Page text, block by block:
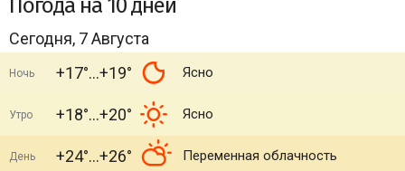
Погода на 10 дней
Сегодня, 7 Августа
Ночь +17° +19° Ясно
Утро +18° +20° Ясно
День +24° +26° Переменная облачность